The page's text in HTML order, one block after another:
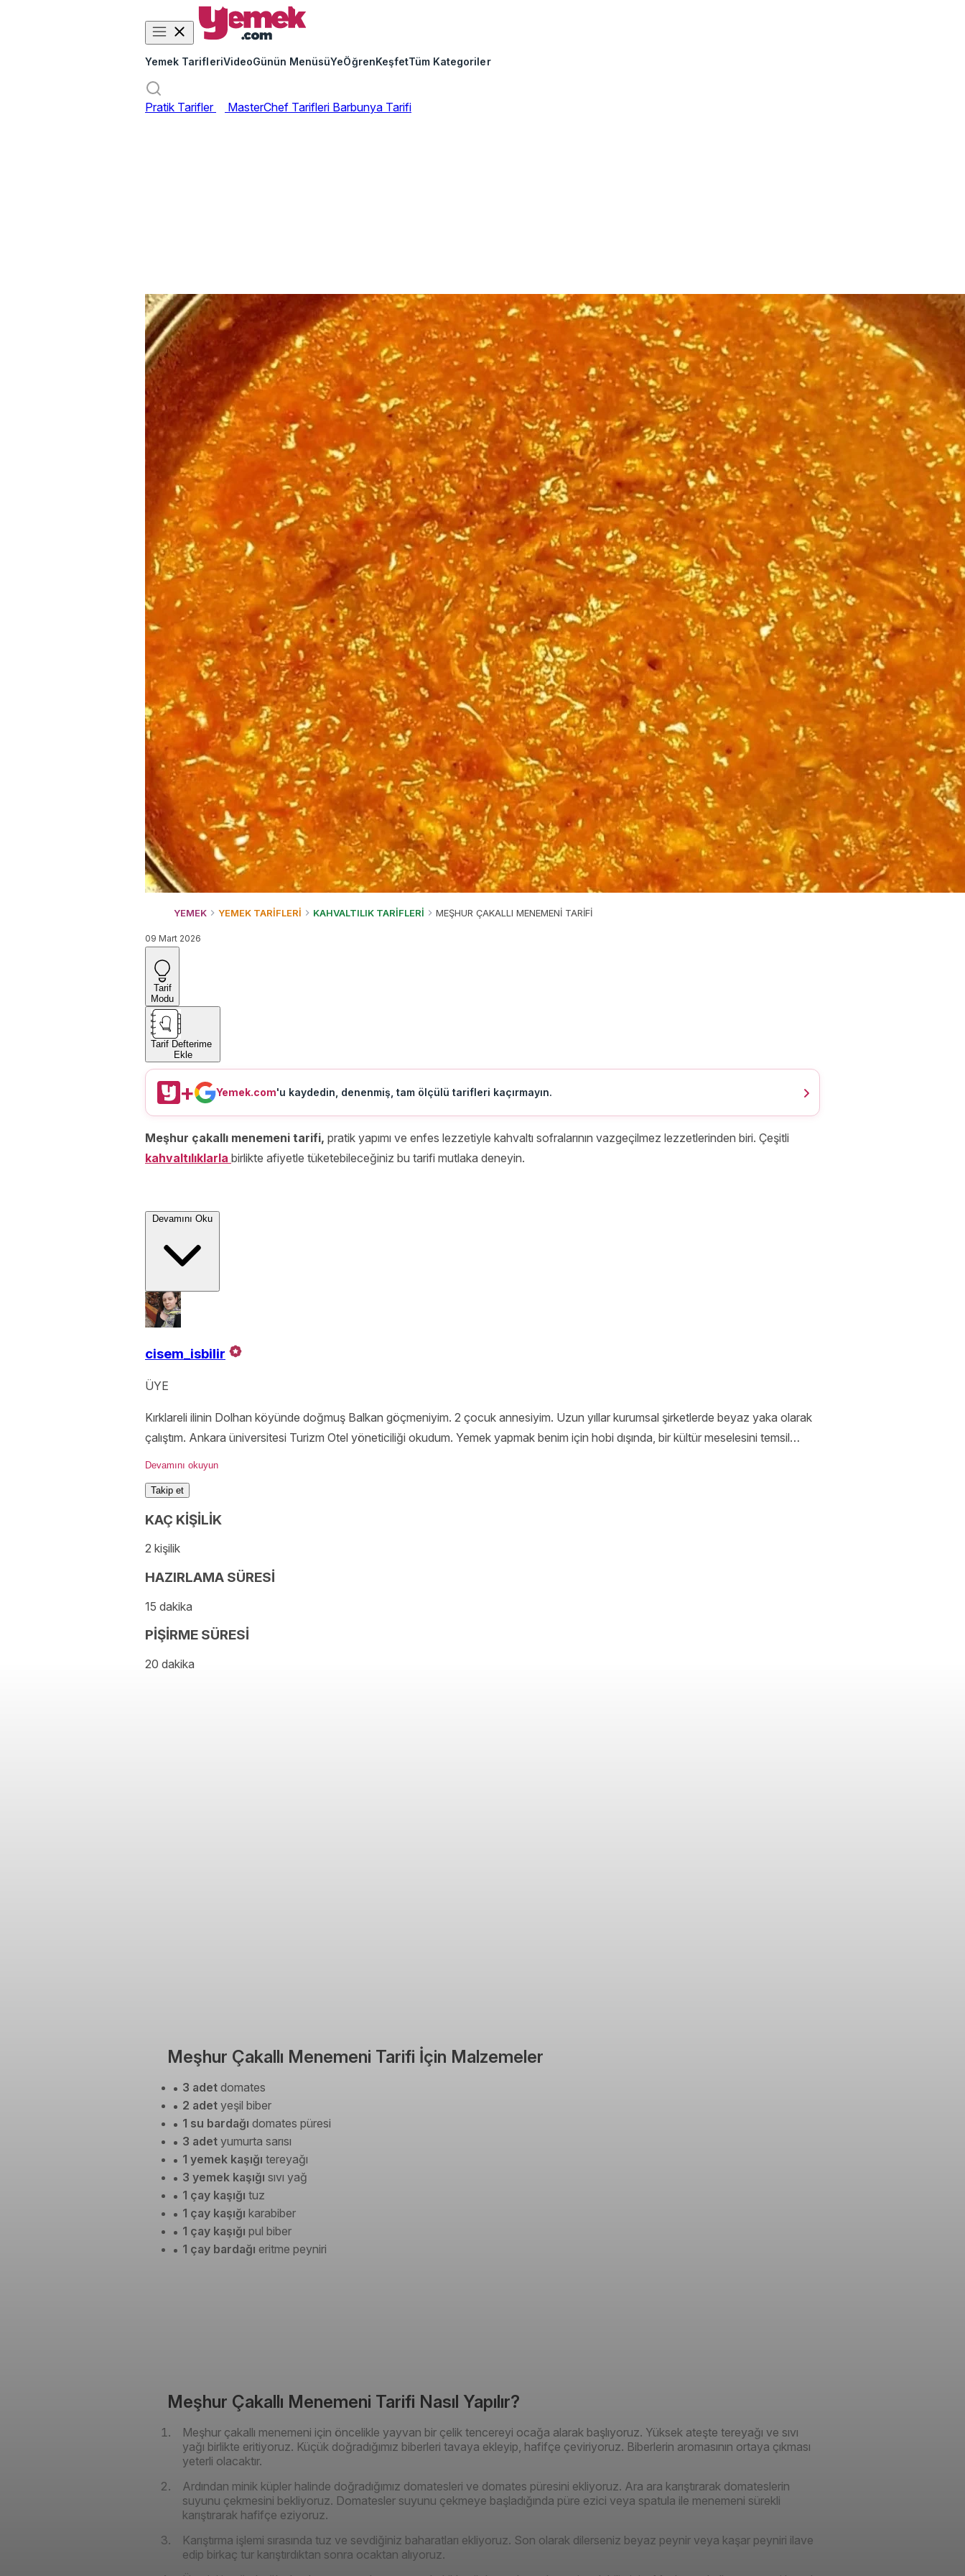
Yemek TarifleriVideoGünün MenüsüYeÖğrenKeşfetTüm Kategoriler
Pratik Tarifler MasterChef Tarifleri Barbunya Tarifi
YEMEK YEMEK TARİFLERİ KAHVALTILIK TARİFLERİ MEŞHUR ÇAKALLI MENEMENİ TARİFİ
09 Mart 2026
Tarif
Modu
Tarif Defterime
Ekle
+ Yemek.com'u kaydedin, denenmiş, tam ölçülü tarifleri kaçırmayın.
Meşhur çakallı menemeni tarifi, pratik yapımı ve enfes lezzetiyle kahvaltı sofralarının vazgeçilmez lezzetlerinden biri. Çeşitli
kahvaltılıklarla birlikte afiyetle tüketebileceğiniz bu tarifi mutlaka deneyin.
Devamını Oku
cisem_isbilir
ÜYE
Kırklareli ilinin Dolhan köyünde doğmuş Balkan göçmeniyim. 2 çocuk annesiyim. Uzun yıllar kurumsal şirketlerde beyaz yaka olarak
çalıştım. Ankara üniversitesi Turizm Otel yöneticiliği okudum. Yemek yapmak benim için hobi dışında, bir kültür meselesini temsil
Devamını okuyun
Takip et
KAÇ KİŞİLİK
2 kişilik
HAZIRLAMA SÜRESİ
15 dakika
PİŞİRME SÜRESİ
20 dakika
Meşhur Çakallı Menemeni Tarifi İçin Malzemeler
3 adet domates
2 adet yeşil biber
1 su bardağı domates püresi
3 adet yumurta sarısı
1 yemek kaşığı tereyağı
3 yemek kaşığı sıvı yağ
1 çay kaşığı tuz
1 çay kaşığı karabiber
1 çay kaşığı pul biber
1 çay bardağı eritme peyniri
Meşhur Çakallı Menemeni Tarifi Nasıl Yapılır?
Meşhur çakallı menemeni için öncelikle yayvan bir çelik tencereyi ocağa alarak başlıyoruz. Yüksek ateşte tereyağı ve sıvı
yağı birlikte eritiyoruz. Küçük doğradığımız biberleri tavaya ekleyip, hafifçe çeviriyoruz. Biberlerin aromasının ortaya çıkması
yeterli olacaktır.
Ardından minik küpler halinde doğradığımız domatesleri ve domates püresini ekliyoruz. Ara ara karıştırarak domateslerin
suyunu çekmesini bekliyoruz. Domatesler suyunu çekmeye başladığında püre ezici veya spatula ile menemeni sürekli
karıştırarak hafifçe eziyoruz.
Karıştırma işlemi sırasında tuz ve sevdiğiniz baharatları ekliyoruz. Son olarak dilerseniz beyaz peynir veya kaşar peyniri ilave
edip birkaç tur karıştırdıktan sonra ocaktan alıyoruz.